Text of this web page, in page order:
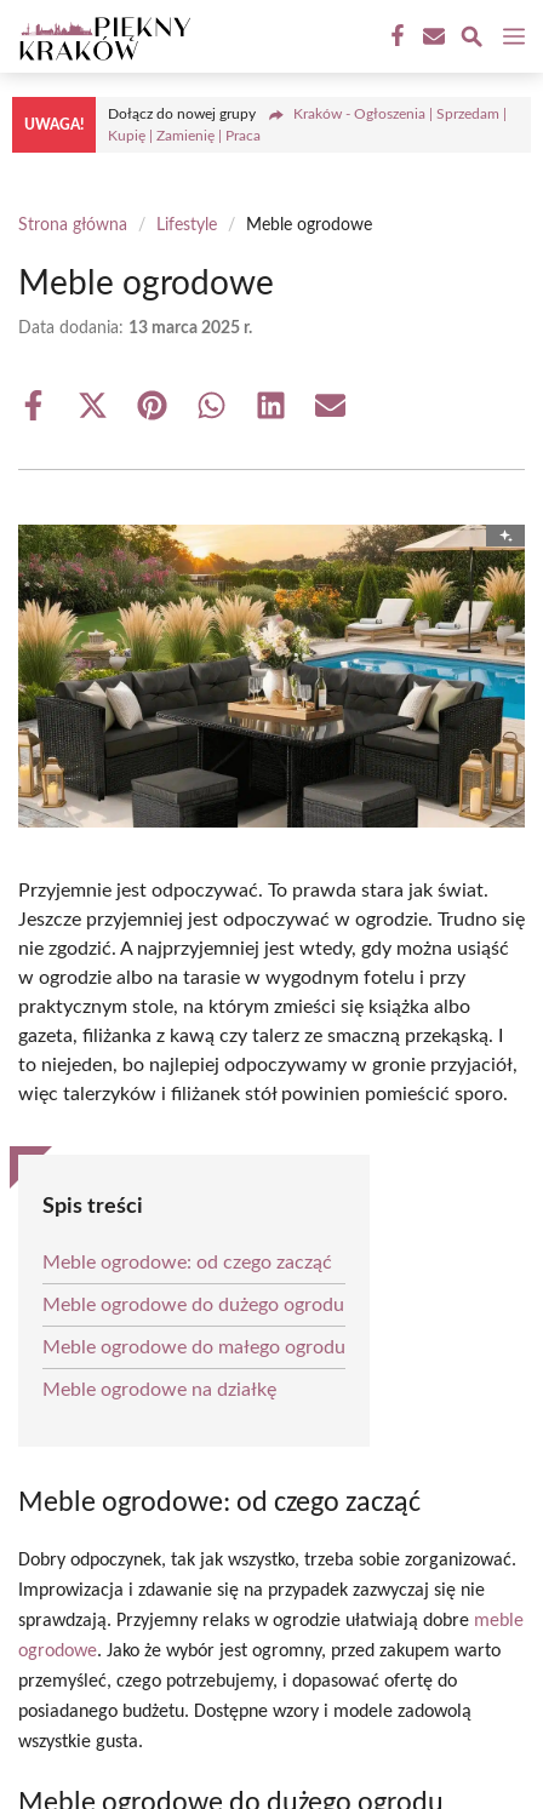
do
treści
UWAGA!
Dołącz do nowej grupy
Kraków - Ogłoszenia | Sprzedam |
Kupię | Zamienię | Praca
Strona główna / Lifestyle / Meble ogrodowe
Meble ogrodowe
Data dodania: 13 marca 2025 r.
Share
Share
(Twitter)
Share Share Share Share
Przyjemnie jest odpoczywać. To prawda stara jak świat.
Jeszcze przyjemniej jest odpoczywać w ogrodzie. Trudno się
nie zgodzić. A najprzyjemniej jest wtedy, gdy można usiąść
w ogrodzie albo na tarasie w wygodnym fotelu i przy
praktycznym stole, na którym zmieści się książka albo
gazeta, filiżanka z kawą czy talerz ze smaczną przekąską. I
to niejeden, bo najlepiej odpoczywamy w gronie przyjaciół,
więc talerzyków i filiżanek stół powinien pomieścić sporo.
Spis treści
Meble ogrodowe: od czego zacząć
Meble ogrodowe do dużego ogrodu
Meble ogrodowe do małego ogrodu
Meble ogrodowe na działkę
Meble ogrodowe: od czego zacząć
Dobry odpoczynek, tak jak wszystko, trzeba sobie zorganizować.
Improwizacja i zdawanie się na przypadek zazwyczaj się nie
sprawdzają. Przyjemny relaks w ogrodzie ułatwiają dobre meble
ogrodowe. Jako że wybór jest ogromny, przed zakupem warto
przemyśleć, czego potrzebujemy, i dopasować ofertę do
posiadanego budżetu. Dostępne wzory i modele zadowolą
wszystkie gusta.